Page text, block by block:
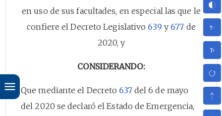
en uso de sus facultades, en especial las que le
confiere el Decreto Legislativo 639 y 677 de
2020, y
CONSIDERANDO:
Que mediante el Decreto 637del 6 de mayo
del 2020 se declaró el Estado de Emergencia,